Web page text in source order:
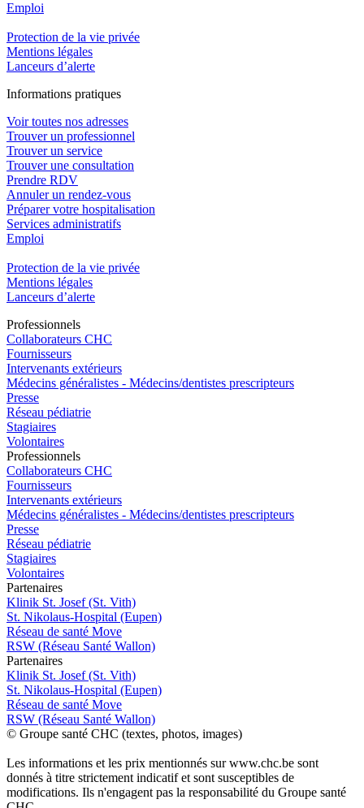
Emploi​
Protection de la vie privée
Mentions légales
Lanceurs d’alerte
Informations pratiques
Voir toutes nos adresses
Trouver un professionnel
Trouver un service
Trouver une consultation
Prendre RDV
Annuler un rendez-vous
Préparer votre hospitalisation
Services administratifs
Emploi​
Protection de la vie privée
Mentions légales
Lanceurs d’alerte
Professionnels
Collaborateurs CHC
Fournisseurs
Intervenants extérieurs
Médecins généralistes - Médecins/dentistes prescripteurs
Presse
Réseau pédiatrie
Stagiaires
Volontaires
Professionnels
Collaborateurs CHC
Fournisseurs
Intervenants extérieurs
Médecins généralistes - Médecins/dentistes prescripteurs
Presse
Réseau pédiatrie
Stagiaires
Volontaires
Partenaires
Klinik St. Josef (St. Vith)
St. Nikolaus-Hospital (Eupen)
Réseau de santé Move
RSW (Réseau Santé Wallon)
Partenaires
Klinik St. Josef (St. Vith)
St. Nikolaus-Hospital (Eupen)
Réseau de santé Move
RSW (Réseau Santé Wallon)
© Groupe santé CHC (textes, photos, images)
Les informations et les prix mentionnés sur www.chc.be sont
donnés à titre strictement indicatif et sont susceptibles de
modifications. Ils n'engagent pas la responsabilité du Groupe santé